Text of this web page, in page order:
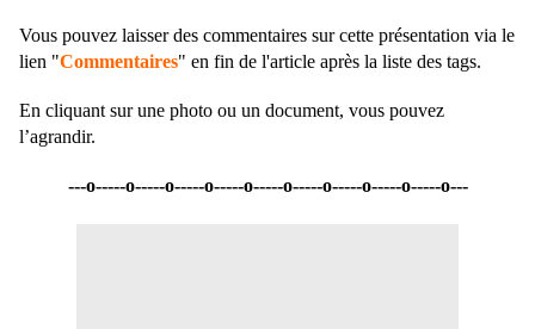
Vous pouvez laisser des commentaires sur cette présentation via le
lien "Commentaires" en fin de l'article après la liste des tags.
En cliquant sur une photo ou un document, vous pouvez
l’agrandir.
---o-----o-----o-----o-----o-----o-----o-----o-----o-----o---